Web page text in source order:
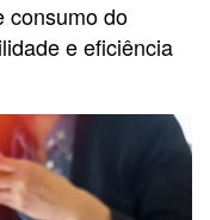
consumo do
e eficiência